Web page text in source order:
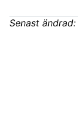
Senast ändrad: